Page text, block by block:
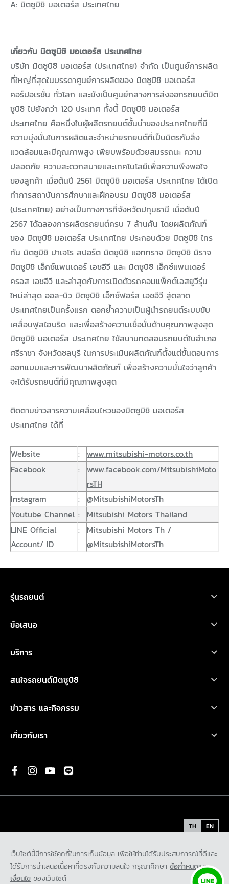
A: มิตซูบิชิ มอเตอร์ส ประเทศไทย
เกี่ยวกับ มิตซูบิชิ มอเตอร์ส ประเทศไทย
บริษัท มิตซูบิชิ มอเตอร์ส (ประเทศไทย) จำกัด เป็นศูนย์การผลิต
ที่ใหญ่ที่สุดในบรรดาศูนย์การผลิตของ มิตซูบิชิ มอเตอร์ส
คอร์ปอเรชั่น ทั่วโลก และยังเป็นศูนย์กลางการส่งออกรถยนต์มิต
ซูบิชิ ไปยังกว่า 120 ประเทศ ทั้งนี้ มิตซูบิชิ มอเตอร์ส
ประเทศไทย คือหนึ่งในผู้ผลิตรถยนต์ชั้นนำของประเทศไทยที่มี
ความมุ่งมั่นในการผลิตและจำหน่ายรถยนต์ที่เป็นมิตรกับสิ่ง
แวดล้อมและมีคุณภาพสูง เพียบพร้อมด้วยสมรรถนะ ความ
ปลอดภัย ความสะดวกสบายและเทคโนโลยีเพื่อความพึงพอใจ
ของลูกค้า เมื่อต้นปี 2561 มิตซูบิชิ มอเตอร์ส ประเทศไทย ได้เปิด
ทำการสถาบันการศึกษาและฝึกอบรม มิตซูบิชิ มอเตอร์ส
(ประเทศไทย) อย่างเป็นทางการที่จังหวัดปทุมธานี เมื่อต้นปี
2567 ได้ฉลองการผลิตรถยนต์ครบ 7 ล้านคัน โดยผลิตภัณฑ์
ของ มิตซูบิชิ มอเตอร์ส ประเทศไทย ประกอบด้วย มิตซูบิชิ ไทร
ทัน มิตซูบิชิ ปาเจโร สปอร์ต มิตซูบิชิ แอททราจ มิตซูบิชิ มิราจ
มิตซูบิชิ เอ็กซ์แพนเดอร์ เอชอีวี และ มิตซูบิชิ เอ็กซ์แพนเดอร์
ครอส เอชอีวี และล่าสุดกับการเปิดตัวรถคอมแพ็กต์เอสยูวีรุ่น
ใหม่ล่าสุด ออล-นิว มิตซูบิชิ เอ็กซ์ฟอร์ส เอชอีวี สู่ตลาด
ประเทศไทยเป็นครั้งแรก ตอกย้ำความเป็นผู้นำรถยนต์ระบบขับ
เคลื่อนฟูลไฮบริด และเพื่อสร้างความเชื่อมั่นด้านคุณภาพสูงสุด
มิตซูบิชิ มอเตอร์ส ประเทศไทย ใช้สนามทดสอบรถยนต์ในอำเภอ
ศรีราชา จังหวัดชลบุรี ในการประเมินผลิตภัณฑ์ตั้งแต่ขั้นตอนการ
ออกแบบและการพัฒนาผลิตภัณฑ์ เพื่อสร้างความมั่นใจว่าลูกค้า
จะได้รับรถยนต์ที่มีคุณภาพสูงสุด
ติดตามข่าวสารความเคลื่อนไหวของมิตซูบิชิ มอเตอร์ส
ประเทศไทย ได้ที่
Website : www.mitsubishi-motors.co.th
Facebook
:
www.facebook.com/MitsubishiMoto
rsTH
Instagram
: @MitsubishiMotorsTh
Youtube Channel :
Mitsubishi Motors Thailand
LINE Official
Account/ ID
:
Mitsubishi Motors Th /
@MitsubishiMotorsTh
ขอใบเสนอราคา
ขอใบเสนอราคา
เว็บไซต์นี้มีการใช้คุกกี้ในการเก็บข้อมูล เพื่อให้ท่านได้รับประสบการณ์ที่ดีและ
ได้รับการนำเสนอเนื้อหาที่ตรงกับความสนใจ กรุณาศึกษา ข้อกำหนดและ
เงื่อนไข ของเว็บไซต์
รุ่นรถยนต์
ไทรทัน
เอ็กซ์แพนเดอร์ เอชอีวี ใหม่
แอททราจ
ข้อเสนอ
อุปกรณ์ตกแต่ง
คำนวณค่าใช้จ่ายเบื้องต้น
บริการ
น้ำมันเครื่องและเคมีภัณฑ์
ตรวจสอบ/ปรับปรุงคุณภาพ
สนใจรถยนต์มิตซูบิชิ
ดาวน์โหลดโบรชัวร์
ข่าวสาร และกิจกรรม
ข่าวสารล่าสุด
กิจกรรมเพื่อสังคม และ มูลนิธิ มิตซูบิชิ มอเตอร์ส ประเทศไทย
เกี่ยวกับเรา
พันธกิจ
ความเป็นมาของมิตซูบิชิ
รถต้นแบบ
ติดต่อเรา
ร่วมงานกับเรา
TH EN
ข้อกำหนดและเงื่อนไข
นโยบายคุ้มครองข้อมูลส่วนบุคคล
นโยบายคุ้มครองข้อมูลส่วนบุคคลสำหรับกล้องโทรทัศน์วงจรปิด
นโยบายคุ้มครองข้อมูลส่วนบุคคลสำหรับพันธมิตรทางธุรกิจ